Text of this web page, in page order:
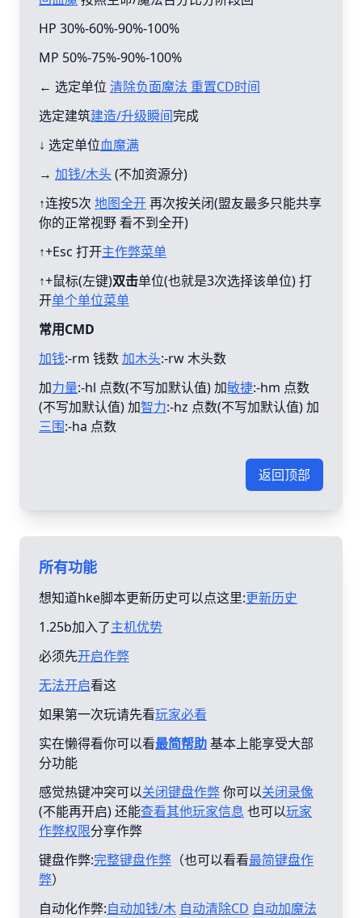
HP 30%-60%-90%-100%
MP 50%-75%-90%-100%
← 选定单位 清除负面魔法 重置CD时间
选定建筑建造/升级瞬间完成
↓ 选定单位血魔满
→ 加钱/木头(不加资源分)
↑连按5次 地图全开再次按关闭(盟友最多只能共享
你的正常视野 看不到全开)
↑+Esc 打开主作弊菜单
↑+鼠标(左键)双击单位(也就是3次选择该单位) 打
开单个单位菜单
常用CMD
加钱:-rm 钱数加木头:-rw 木头数
加力量:-hl 点数(不写加默认值) 加敏捷:-hm 点数
(不写加默认值) 加智力:-hz 点数(不写加默认值) 加
三围:-ha 点数
返回顶部
所有功能
想知道hke脚本更新历史可以点这里:更新历史
1.25b加入了主机优势
必须先开启作弊
无法开启看这
如果第一次玩请先看玩家必看
实在懒得看你可以看最简帮助基本上能享受大部
分功能
感觉热键冲突可以关闭键盘作弊你可以关闭录像
(不能再开启) 还能查看其他玩家信息 也可以玩家
作弊权限分享作弊
键盘作弊:完整键盘作弊 （也可以看看最简键盘作
弊）
自动化作弊:自动加钱/木 自动清除CD 自动加魔法